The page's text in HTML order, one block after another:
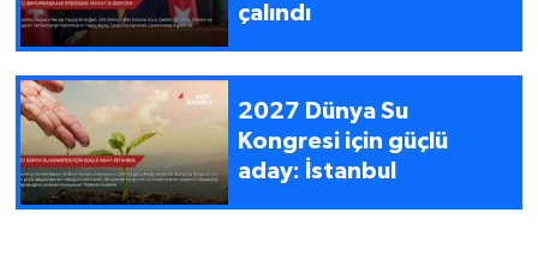
çalındı
2027 Dünya Su
Kongresi için güçlü
aday: İstanbul